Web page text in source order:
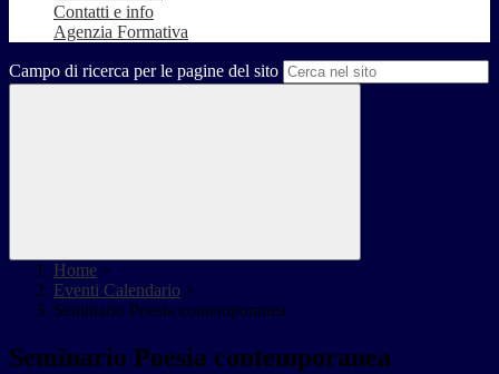
Contatti e info
Agenzia Formativa
Campo di ricerca per le pagine del sito
Home >
Eventi Calendario >
Seminario Poesia contemporanea
Seminario Poesia contemporanea